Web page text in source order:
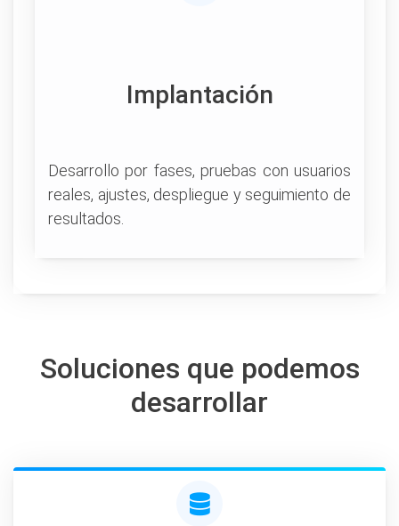
Implantación
Desarrollo por fases, pruebas con usuarios
reales, ajustes, despliegue y seguimiento de
resultados.
Soluciones que podemos
desarrollar